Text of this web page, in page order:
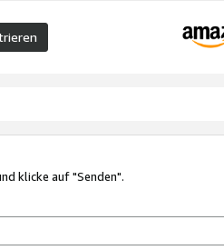
klicke auf "Senden".